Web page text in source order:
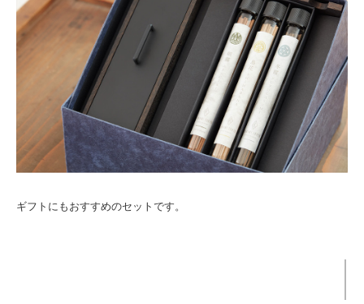
ギフトにもおすすめのセットです。